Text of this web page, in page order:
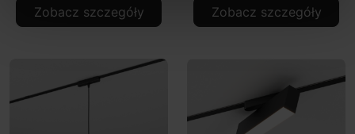
Zobacz szczegóły Zobacz szczegóły